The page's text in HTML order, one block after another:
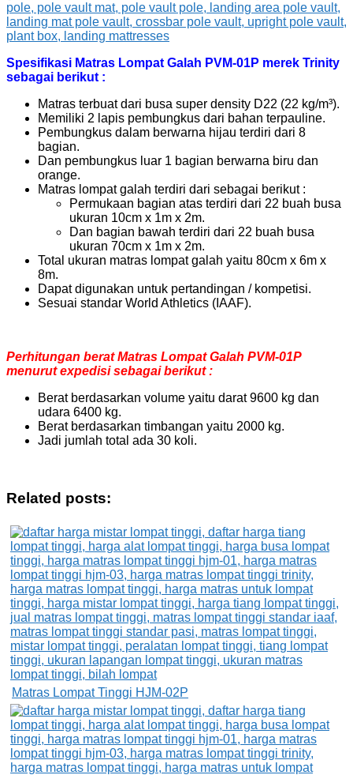
Spesifikasi Matras Lompat Galah PVM-01P merek Trinity
sebagai berikut :
Matras terbuat dari busa super density D22 (22 kg/m³).
Memiliki 2 lapis pembungkus dari bahan terpauline.
Pembungkus dalam berwarna hijau terdiri dari 8
bagian.
Dan pembungkus luar 1 bagian berwarna biru dan
orange.
Matras lompat galah terdiri dari sebagai berikut :
Permukaan bagian atas terdiri dari 22 buah busa
ukuran 10cm x 1m x 2m.
Dan bagian bawah terdiri dari 22 buah busa
ukuran 70cm x 1m x 2m.
Total ukuran matras lompat galah yaitu 80cm x 6m x
8m.
Dapat digunakan untuk pertandingan / kompetisi.
Sesuai standar World Athletics (IAAF).
Perhitungan berat Matras Lompat Galah PVM-01P
menurut expedisi sebagai berikut :
Berat berdasarkan volume yaitu darat 9600 kg dan
udara 6400 kg.
Berat berdasarkan timbangan yaitu 2000 kg.
Jadi jumlah total ada 30 koli.
Related posts:
Matras Lompat Tinggi HJM-02P